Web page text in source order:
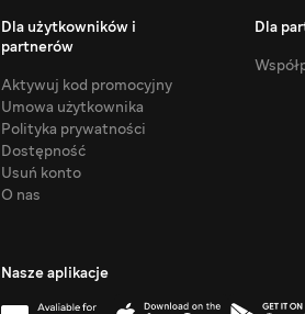
Dla użytkowników i
partnerów
Aktywuj kod promocyjny
Umowa użytkownika
Polityka prywatności
Dostępność
Usuń konto
O nas
Dla
Nasze aplikacje